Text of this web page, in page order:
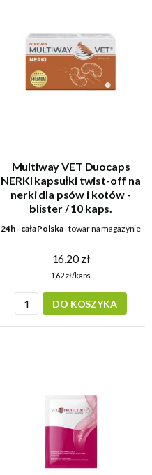
Multiway VET Duocaps
NERKI kapsułki twist-off na
nerki dla psów i kotów -
blister / 10 kaps.
24h - cała Polska- towar na magazynie
16,20 zł
1,62 zł/kaps
DO KOSZYKA